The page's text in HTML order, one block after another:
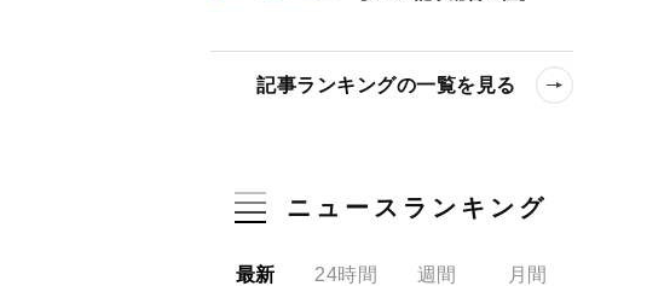
記事ランキングの一覧を見る
ニュースランキング
最新 24時間 週間 月間